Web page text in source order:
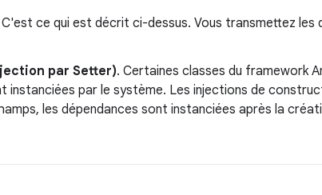
C'est ce qui est décrit ci-dessus. Vous transmettez les
par Setter). Certaines classes du framework
par le système. Les injections de
les dépendances sont instanciées après la